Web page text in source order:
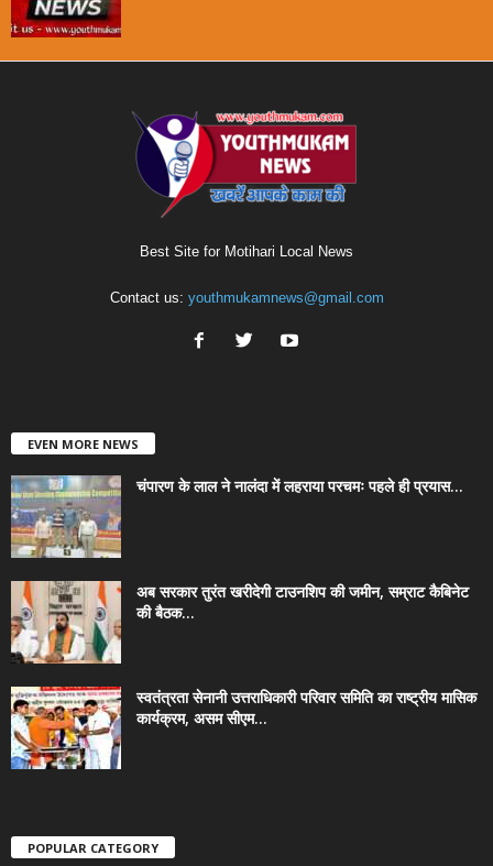
Best Site for Motihari Local News
Contact us: youthmukamnews@gmail.com
EVEN MORE NEWS
चंपारण के लाल ने नालंदा में लहराया परचमः पहले ही प्रयास...
अब सरकार तुरंत खरीदेगी टाउनशिप की जमीन, सम्राट कैबिनेट
की बैठक...
स्वतंत्रता सेनानी उत्तराधिकारी परिवार समिति का राष्ट्रीय मासिक
कार्यक्रम, असम सीएम...
POPULAR CATEGORY